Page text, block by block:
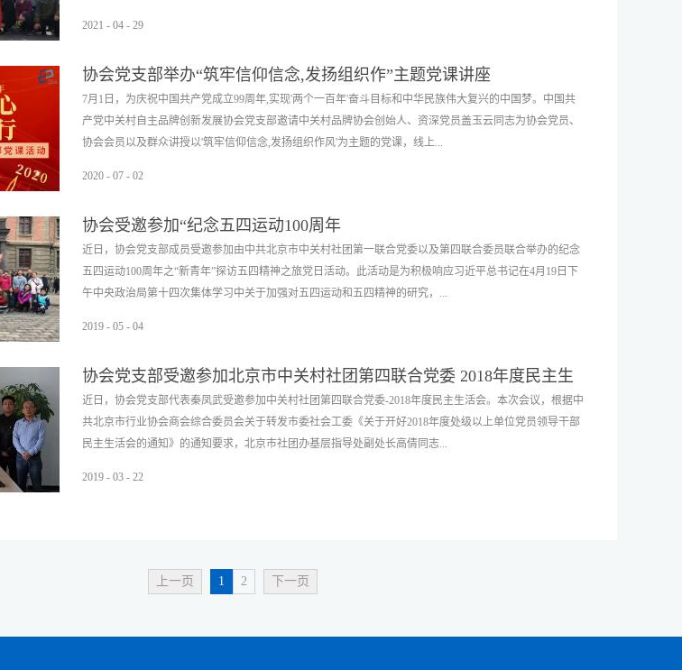
和践行自己的初心和使命，在经历了千磨万砺，始终初心不改，朝气蓬勃，带领中国人民取得了新民主主
义革命和社会主义建设的伟大胜利。盖玉云同志指出，自改革开放以来，每一次国民经济的振兴，都凝聚
着一代代中国人的辛勤耕耘和奋斗付出。中国的发展正是靠着伟大的信念、信仰，以及强大的组织支持，
一步步地走到今天。面对新时代以及国际形式局势下，党员同志应起到积极带头作用，不忘初心、牢记使
卓军带队，北京首钢建设投资有限公司副总经理李景园、第四党支部书记韩彦海、工程建设部副部长罗刚
接待此次参观交流。首站是参观冬奥组委展示及办公区，在首钢党委的引导下，聆听首钢讲解员王鹏讲述
辉煌首钢经历的历史变迁：十多年前，2008年北京奥运会，首钢为还首都一片蓝天，首钢这位共和国“钢铁
巨人”毅然实施了史无前例的大搬迁；十年之后，奥林匹克再一次选择了北京，冬奥组委选择了首钢，率先
景山，远望着正在开辟的更广阔的园区，感受着祖国日新月异的发展与变迁。最后，走进群明湖，近距离
感受冬奥滑雪大跳台，目光所及之处尽是生机盎然，大家深刻感受到首钢为办一届精彩、非凡、卓越的奥
运盛会所彰显的创造担当精神，也更深刻地理解了在国家选择和时代脉搏之间每个企业乃至个人应做的选
择。重温百年首钢历史，感受新现代风采，此次参观交流活动，不仅加强了不同党组织建设的经验交流，
2021 - 04 - 29
协会党支部举办“筑牢信仰信念,发扬组织作”主题党课讲座
7月1日，为庆祝中国共产党成立99周年,实现'两个一百年'奋斗目标和中华民族伟大复兴的中国梦。中国共
产党中关村自主品牌创新发展协会党支部邀请中关村品牌协会创始人、资深党员盖玉云同志为协会党员、
协会会员以及群众讲授以'筑牢信仰信念,发扬组织作风'为主题的党课，线上...
党未来的信心及判断”三个方面阐述了共产党人初心使命的深刻内涵。他强调，100年前的中国，中华民族
深受封建制度思想的禁锢，是中国人民的至暗时刻。中国共产党作为中国人民和中华民族的先锋队，在马
克思主义科学真理指导下，中国共产党得以摆脱自身利益的局限，逐渐形成以毛泽东思想为党的指导思
想，坚持和践行自己的初心和使命，在经历了千磨万砺的实践后，始终初心不改，朝气蓬勃，带领中国人
上，正是这种民族精神带动了中国一步步走向富强。 盖玉云同志表示，协会以及党员干部要志存高远，以
强国为己任，不负党的期望、人民重托。在疫情期间，协会整合自身资源，开辟新领域，为会员谋求新发
展，共同度过难关。整堂党课紧密结合实际，不时引经据典，深入阐述了共产党人不忘初心，牢记使命的
深刻内涵。课后，党员和群众纷纷表示，盖玉云同志的授课不仅有启发、有共鸣、受教育，而且听得进、
2020 - 07 - 02
协会受邀参加“纪念五四运动100周年
近日，协会党支部成员受邀参加由中共北京市中关村社团第一联合党委以及第四联合委员联合举办的纪念
五四运动100周年之“新青年”探访五四精神之旅党日活动。此活动是为积极响应习近平总书记在4月19日下
午中央政治局第十四次集体学习中关于加强对五四运动和五四精神的研究，...
“五四”精神，凝聚中关村“两新组织”青年党员和团员的创新智慧，激发创造活力。中关村社团第四联合党
委专职副书记孙志勇、中关村社团第一联合党委专职副书记何颖、协会党支部代表与其他联合党委下的50
余名党员、团员和积极分子共同重走五四之路，弘扬五四精神。首先，中关村社团第一联合党委专职副书
记何颖简要介绍本次探访之旅的路线是依照五四运动的历史背景，“新青年”们从五四运动主策源地北大红
摄影故事分享活动。在何副书记的主持下，大家互相介绍了各单位的业务工作情况，并且分享了重走五四
路的感受。此次主题党日活动举办的圆满成功，大家纷纷表示，第一次以“五四青年”的身份重温了五四运
凝聚了党群力量，调动了参与积极性，也为品牌协会下一步党建工作奠定坚实基础。
2019 - 05 - 04
协会党支部受邀参加北京市中关村社团第四联合党委 2018年度民主生
活会议
近日，协会党支部代表秦凤武受邀参加中关村社团第四联合党委-2018年度民主生活会。本次会议，根据中
共北京市行业协会商会综合委员会关于转发市委社会工委《关于开好2018年度处级以上单位党员领导干部
民主生活会的通知》的通知要求，北京市社团办基层指导处副处长高倩同志...
第四联合党委存在的问题，并提出了整改措施和努力的目标方向。之后，各参会人员依次作个人对照检查
发言，开展了自我批评和批评。就跨行业社团组织建立党组织工作上遇到的困难和问题、发展党员、对新
想，促进团结的目的。孙育宁同志代表联合党委班子作总结表态发言时强调，一要坚持班子内的党内民
2019 - 03 - 22
上一页 1 2 下一页